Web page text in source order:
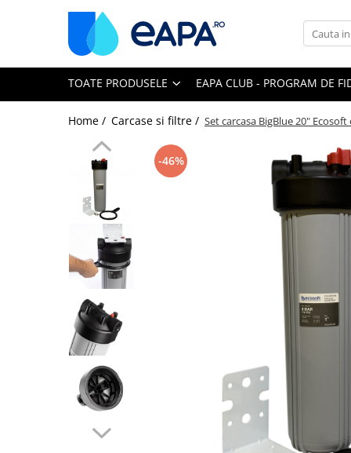
Toate Produsele
Dedurizare
Dedurizator tip Cabinet
Dedurizator Simplex
Dedurizator Duplex
Filtre Big Blue 10"
Filtre Big Blue 20"
Filtre Cintropur
Sisteme duplex / triplex
Filtre Casnice
TOATE PRODUSELE EAPA CLUB - PROGRAM DE
Home / Carcase si filtre / Set carcasa BigBlue 20"
-46%